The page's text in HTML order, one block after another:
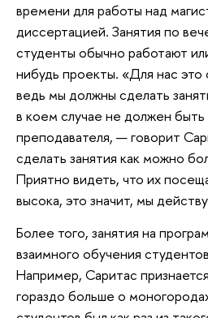
времени для работы над
диссертацией. Занятия по
студенты обычно работают
нибудь проекты. «Для нас
ведь мы должны сделать
в коем случае не должен
преподавателя, — говорит
сделать занятия как можно
Приятно видеть, что их
высока, это значит, мы
Более того, занятия на
взаимного обучения
Например, Саритас
гораздо больше о